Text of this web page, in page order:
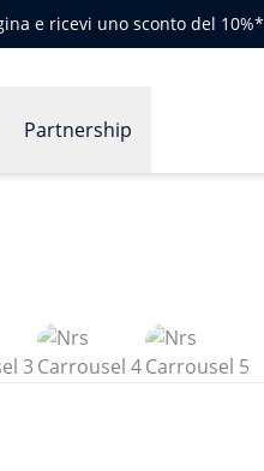
e ricevi uno sconto del 10%*
Partnership